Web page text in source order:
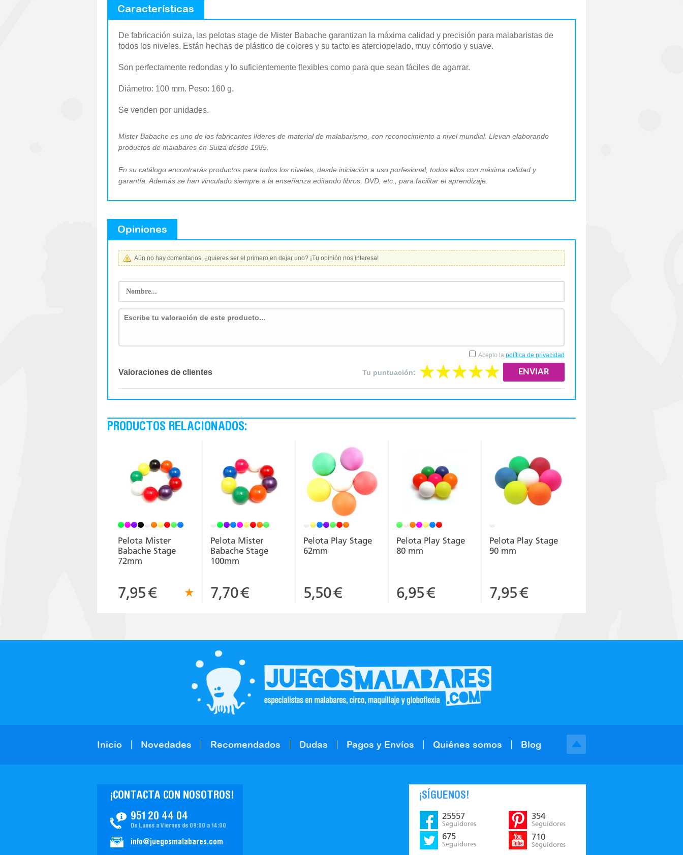
Características
De fabricación suiza, las pelotas stage de Mister Babache garantizan la máxima calidad y precisión para malabaristas de
todos los niveles. Están hechas de plástico de colores y su tacto es aterciopelado, muy cómodo y suave.
Son perfectamente redondas y lo suficientemente flexibles como para que sean fáciles de agarrar.
Diámetro: 100 mm. Peso: 160 g.
Se venden por unidades.
Mister Babache es uno de los fabricantes líderes de material de malabarismo, con reconocimiento a nivel mundial. Llevan elaborando
productos de malabares en Suiza desde 1985.
En su catálogo encontrarás productos para todos los niveles, desde iniciación a uso porfesional, todos ellos con máxima calidad y
garantía. Además se han vinculado siempre a la enseñanza editando libros, DVD, etc., para facilitar el aprendizaje.
Opiniones
Aún no hay comentarios, ¿quieres ser el primero en dejar uno? ¡Tu opinión nos interesa!
Valoraciones de clientes Tu puntuación:
Acepto la política de privacidad
PRODUCTOS RELACIONADOS:
Pelota Mister
Babache Stage
72mm
7,95€
Pelota Mister
Babache Stage
100mm
7,70€
Pelota Play Stage
62mm
5,50€
Pelota Play Stage
80 mm
6,95€
Pelota Play Stage
90 mm
7,95€
Inicio Novedades Recomendados Dudas Pagos y Envíos Quiénes somos Blog
951 20 44 04
¡CONTACTA CON NOSOTROS!
De Lunes a Viernes de 09:00 a 14:00
info@juegosmalabares.com
¡SÍGUENOS!
25557
Seguidores
675
Seguidores
354
Seguidores
710
Seguidores